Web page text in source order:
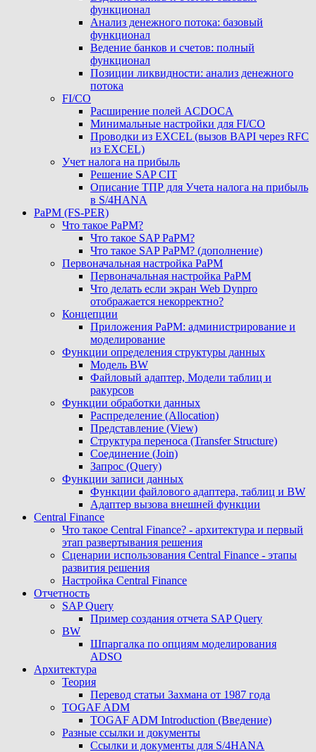
функционал
Анализ денежного потока: базовый
функционал
Ведение банков и счетов: полный
функционал
Позиции ликвидности: анализ денежного
потока
FI/CO
Расширение полей ACDOCA
Минимальные настройки для FI/CO
Проводки из EXCEL (вызов BAPI через RFC
из EXCEL)
Учет налога на прибыль
Решение SAP CIT
Описание ТПР для Учета налога на прибыль
в S/4HANA
PaPM (FS-PER)
Что такое PaPM?
Что такое SAP PaPM?
Что такое SAP PaPM? (дополнение)
Первоначальная настройка PaPM
Первоначальная настройка PaPM
Что делать если экран Web Dynpro
отображается некорректно?
Концепции
Приложения PaPM: администрирование и
моделирование
Функции определения структуры данных
Модель BW
Файловый адаптер, Модели таблиц и
ракурсов
Функции обработки данных
Распределение (Allocation)
Представление (View)
Структура переноса (Transfer Structure)
Соединение (Join)
Запрос (Query)
Функции записи данных
Функции файлового адаптера, таблиц и BW
Адаптер вызова внешней функции
Central Finance
Что такое Central Finance? - архитектура и первый
этап развертывания решения
Сценарии использования Central Finance - этапы
развития решения
Настройка Central Finance
Отчетность
SAP Query
Пример создания отчета SAP Query
BW
Шпаргалка по опциям моделирования
ADSO
Архитектура
Теория
Перевод статьи Захмана от 1987 года
TOGAF ADM
TOGAF ADM Introduction (Введение)
Разные ссылки и документы
Ссылки и документы для S/4HANA